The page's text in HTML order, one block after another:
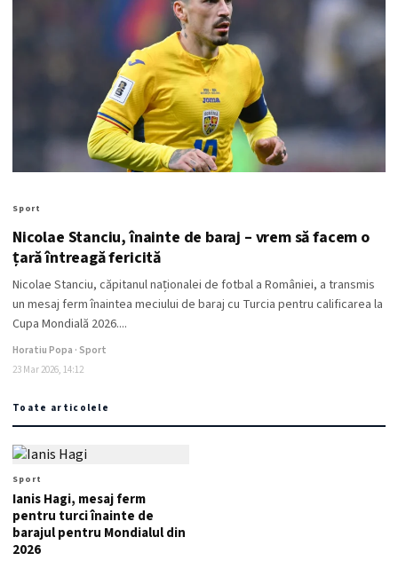
Sport
Nicolae Stanciu, înainte de baraj – vrem să facem o
țară întreagă fericită
Nicolae Stanciu, căpitanul naționalei de fotbal a României, a transmis
un mesaj ferm înaintea meciului de baraj cu Turcia pentru calificarea la
Cupa Mondială 2026....
Horatiu Popa · Sport
23 Mar 2026, 14:12
Toate articolele
Sport
Ianis Hagi, mesaj ferm
pentru turci înainte de
barajul pentru Mondialul din
2026